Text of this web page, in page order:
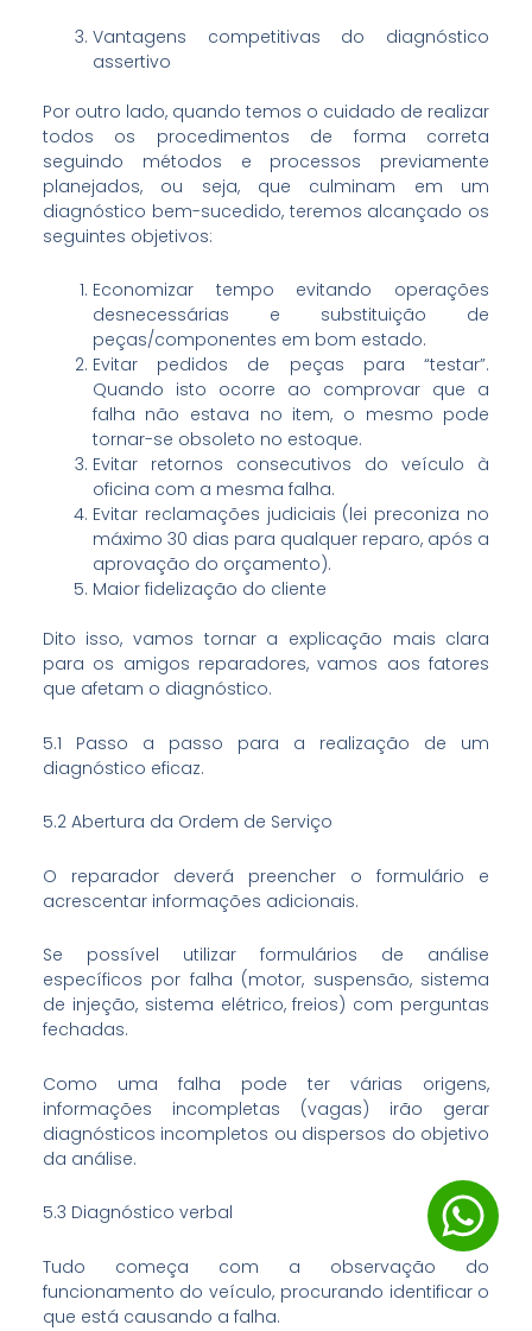
Vantagens competitivas do diagnóstico
assertivo
Por outro lado, quando temos o cuidado de realizar
todos os procedimentos de forma correta
seguindo métodos e processos previamente
planejados, ou seja, que culminam em um
diagnóstico bem-sucedido, teremos alcançado os
seguintes objetivos:
Economizar tempo evitando operações
desnecessárias e substituição de
peças/componentes em bom estado.
Evitar pedidos de peças para “testar”.
Quando isto ocorre ao comprovar que a
falha não estava no item, o mesmo pode
tornar-se obsoleto no estoque.
Evitar retornos consecutivos do veículo à
oficina com a mesma falha.
Evitar reclamações judiciais (lei preconiza no
máximo 30 dias para qualquer reparo, após a
aprovação do orçamento).
Maior fidelização do cliente
Dito isso, vamos tornar a explicação mais clara
para os amigos reparadores, vamos aos fatores
que afetam o diagnóstico.
5.1 Passo a passo para a realização de um
diagnóstico eficaz.
5.2 Abertura da Ordem de Serviço
O reparador deverá preencher o formulário e
acrescentar informações adicionais.
Se possível utilizar formulários de análise
específicos por falha (motor, suspensão, sistema
de injeção, sistema elétrico, freios) com perguntas
fechadas.
Como uma falha pode ter várias origens,
informações incompletas (vagas) irão gerar
diagnósticos incompletos ou dispersos do objetivo
da análise.
5.3 Diagnóstico verbal
Tudo começa com a observação do
funcionamento do veículo, procurando identificar o
que está causando a falha.